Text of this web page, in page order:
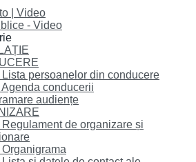
| Video
- Video
Lista persoanelor din conducere
Agenda conducerii
audiențe
Regulament de organizare și
Organigrama